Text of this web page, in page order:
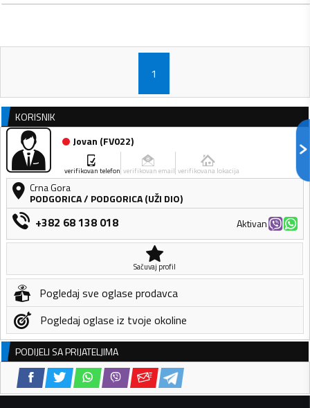
1
KORISNIK
Jovan (FV022)
verifikovan telefon verifikovan email verifikovana lokacija
Crna Gora
PODGORICA/ PODGORICA (UŽI DIO)
+382 68 138 018 Aktivan
Sačuvaj profil
Pogledaj sve oglase prodavca
Pogledaj oglase iz tvoje okoline
PODIJELI SA PRIJATELJIMA